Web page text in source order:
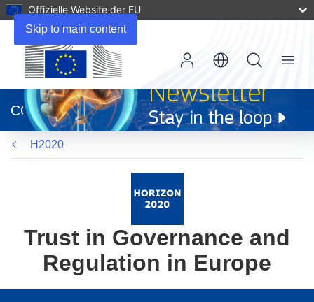
Skip to main content
Offizielle Website der EU
neuem
Fenster)
CORDIS
Menu
H2020
Trust in Governance and
Regulation in Europe